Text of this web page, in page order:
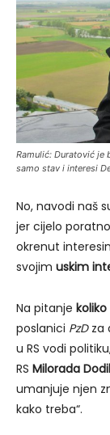
Ramulić: Duratović je
samo stav i interesi
No, navodi naš
jer cijelo
okrenut
svojim uskim
Na pitanje
poslanici PzDza
u RS vodi
RS Milorada
umanjuje njen
kako treba“.